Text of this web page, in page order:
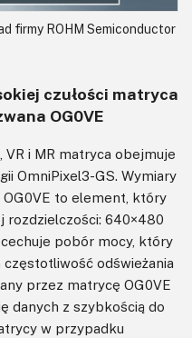
firmy ROHM Semiconductor
czułości matryca
OG0VE
VR i MR matryca obejmuje
OmniPixel3-GS. Wymiary
to element, który
rozdzielczości: 640×480
pobór mocy, który
odświeżania
przez matrycę OG0VE
danych z szybkością do
w przypadku